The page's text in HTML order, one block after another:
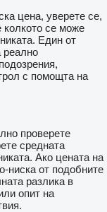
цена, уверете се,
се може
Един от
реално
с помощта на
проверете
средната
Ако цената на
ниска от подобните
разлика в
опит на